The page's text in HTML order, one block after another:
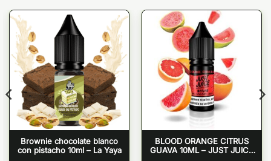
Brownie chocolate blanco
con pistacho 10ml – La Yaya
BLOOD ORANGE CITRUS
GUAVA 10ML – JUST JUICE